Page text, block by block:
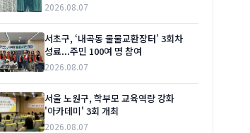
2026.08.07
서초구, ‘내곡동 물물교환장터’ 3회차
성료...주민 100여 명 참여
2026.08.07
서울 노원구, 학부모 교육역량 강화
'아카데미' 3회 개최
2026.08.07